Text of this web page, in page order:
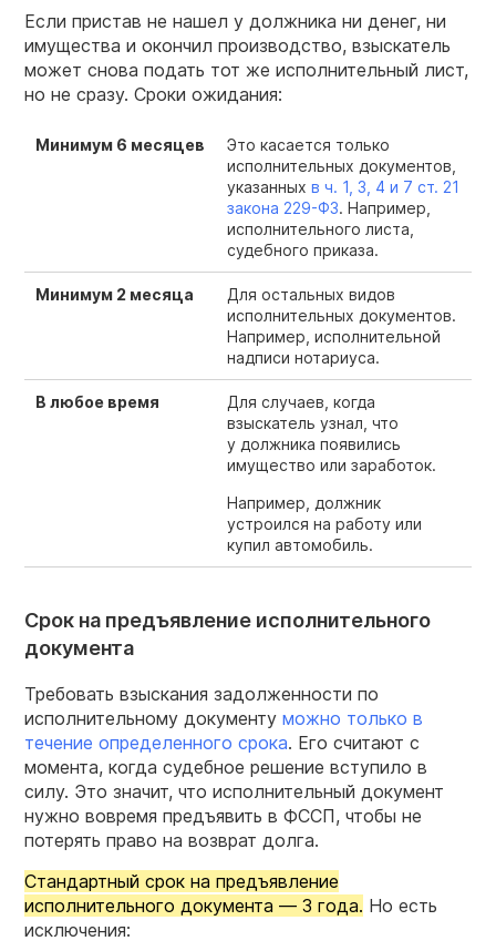
Если пристав не нашел у должника ни денег, ни
имущества и окончил производство, взыскатель
может снова подать тот же исполнительный лист,
но не сразу. Сроки ожидания:
Минимум 6 месяцев
Это касается только
исполнительных документов,
указанных в ч. 1, 3, 4 и 7 ст. 21
закона 229-ФЗ. Например,
исполнительного листа,
судебного приказа.
Минимум 2 месяца
Для остальных видов
исполнительных документов.
Например, исполнительной
надписи нотариуса.
В любое время
Для случаев, когда
взыскатель узнал, что
у должника появились
имущество или заработок.
Например, должник
устроился на работу или
купил автомобиль.
Срок на предъявление исполнительного
документа
Требовать взыскания задолженности по
исполнительному документу можно только в
течение определенного срока. Его считают с
момента, когда судебное решение вступило в
силу. Это значит, что исполнительный документ
нужно вовремя предъявить в ФССП, чтобы не
потерять право на возврат долга.
Стандартный срок на предъявление
исполнительного документа — 3 года. Но есть
исключения: